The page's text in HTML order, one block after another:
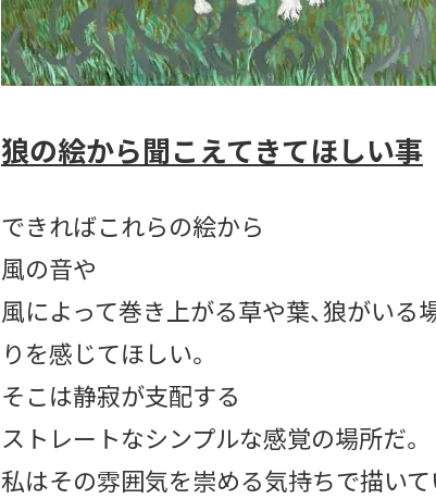
狼の絵から聞こえてきてほしい事
できればこれらの絵から
風の音や
風によって巻き上がる草や葉、狼がい
りを感じてほしい。
そこは静寂が支配する
ストレートなシンプルな感覚の場所だ。
私はその雰囲気を崇める気持ちで描い